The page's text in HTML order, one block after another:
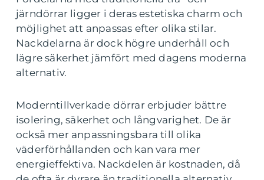
järndörrar ligger i deras estetiska charm och
möjlighet att anpassas efter olika stilar.
Nackdelarna är dock högre underhåll och
lägre säkerhet jämfört med dagens moderna
alternativ.
Moderntillverkade dörrar erbjuder bättre
isolering, säkerhet och långvarighet. De är
också mer anpassningsbara till olika
väderförhållanden och kan vara mer
energieffektiva. Nackdelen är kostnaden, då